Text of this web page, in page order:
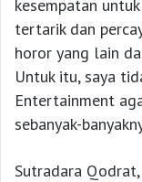
kesempatan
tertarik dan
horor yang lain
Untuk itu, saya
Entertainment
sebanyak-
Sutradara